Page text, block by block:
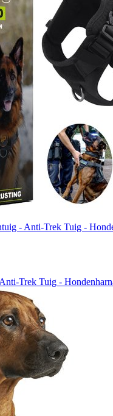
- Anti-Trek Tuig -
Trek Tuig -